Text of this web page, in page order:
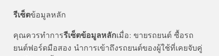
รีเซ็ตข้อมูลหลัก
คุณควรทำการรีเซ็ตข้อมูลหลักเมื่อ: ขายรถยนต์ ซื้อรถ
ยนต์ฟอร์ดมือสอง นำการเข้าถึงรถยนต์ของผู้ใช้ที่เคยจับคู่